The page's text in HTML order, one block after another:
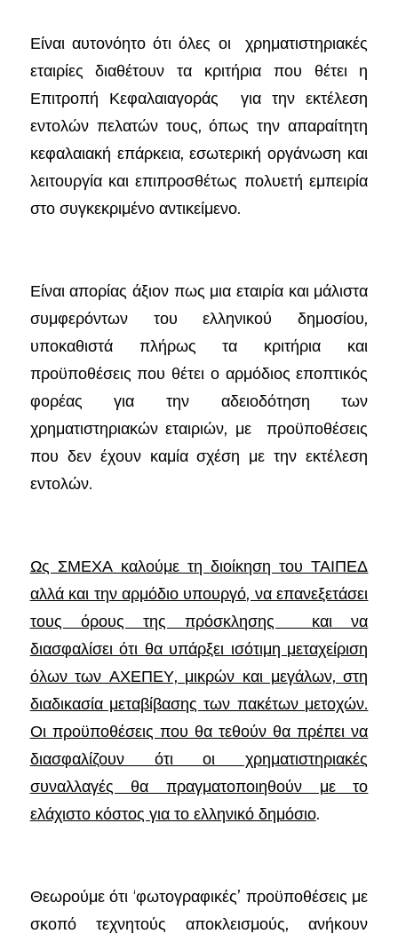
Είναι αυτονόητο ότι όλες οι χρηματιστηριακές
εταιρίες διαθέτουν τα κριτήρια που θέτει η
Επιτροπή Κεφαλαιαγοράς για την εκτέλεση
εντολών πελατών τους, όπως την απαραίτητη
κεφαλαιακή επάρκεια, εσωτερική οργάνωση και
λειτουργία και επιπροσθέτως πολυετή εμπειρία
στο συγκεκριμένο αντικείμενο.
Είναι απορίας άξιον πως μια εταιρία και μάλιστα
συμφερόντων του ελληνικού δημοσίου,
υποκαθιστά πλήρως τα κριτήρια και
προϋποθέσεις που θέτει ο αρμόδιος εποπτικός
φορέας για την αδειοδότηση των
χρηματιστηριακών εταιριών, με προϋποθέσεις
που δεν έχουν καμία σχέση με την εκτέλεση
εντολών.
Ως ΣΜΕΧΑ καλούμε τη διοίκηση του ΤΑΙΠΕΔ
αλλά και την αρμόδιο υπουργό, να επανεξετάσει
τους όρους της πρόσκλησης και να
διασφαλίσει ότι θα υπάρξει ισότιμη μεταχείριση
όλων των ΑΧΕΠΕΥ, μικρών και μεγάλων, στη
διαδικασία μεταβίβασης των πακέτων μετοχών.
Οι προϋποθέσεις που θα τεθούν θα πρέπει να
διασφαλίζουν ότι οι χρηματιστηριακές
συναλλαγές θα πραγματοποιηθούν με το
ελάχιστο κόστος για το ελληνικό δημόσιο.
Θεωρούμε ότι ‘φωτογραφικές’ προϋποθέσεις με
σκοπό τεχνητούς αποκλεισμούς, ανήκουν